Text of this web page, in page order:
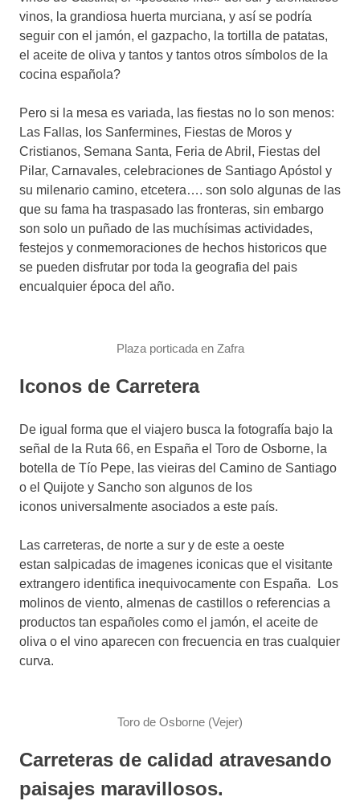
vinos, la grandiosa huerta murciana, y así se podría
seguir con el jamón, el gazpacho, la tortilla de patatas,
el aceite de oliva y tantos y tantos otros símbolos de la
cocina española?
Pero si la mesa es variada, las fiestas no lo son menos:
Las Fallas, los Sanfermines, Fiestas de Moros y
Cristianos, Semana Santa, Feria de Abril, Fiestas del
Pilar, Carnavales, celebraciones de Santiago Apóstol y
su milenario camino, etcetera…. son solo algunas de las
que su fama ha traspasado las fronteras, sin embargo
son solo un puñado de las muchísimas actividades,
festejos y conmemoraciones de hechos historicos que
se pueden disfrutar por toda la geografia del pais
encualquier época del año.
Plaza porticada en Zafra
Iconos de Carretera
De igual forma que el viajero busca la fotografía bajo la
señal de la Ruta 66, en España el Toro de Osborne, la
botella de Tío Pepe, las vieiras del Camino de Santiago
o el Quijote y Sancho son algunos de los
iconos universalmente asociados a este país.
Las carreteras, de norte a sur y de este a oeste
estan salpicadas de imagenes iconicas que el visitante
extrangero identifica inequivocamente con España. Los
molinos de viento, almenas de castillos o referencias a
productos tan españoles como el jamón, el aceite de
oliva o el vino aparecen con frecuencia en tras cualquier
curva.
Toro de Osborne (Vejer)
Carreteras de calidad atravesando
paisajes maravillosos.